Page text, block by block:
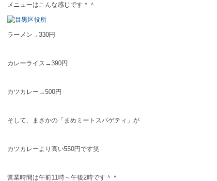
メニューはこんな感じです＾＾
ラーメン→330円
カレーライス→390円
カツカレー→500円
そして、まさかの「まめミートスパゲティ」が
カツカレーより高い550円です笑
営業時間は午前11時～午後2時です＾＾